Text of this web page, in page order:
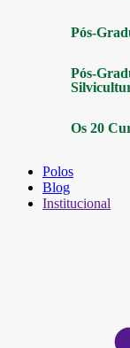
Pós-
Pós-
Os 20
Polos
Blog
Institucional